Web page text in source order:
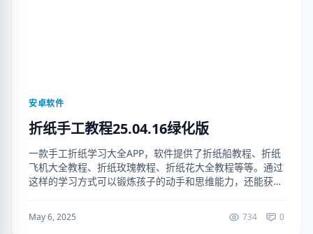
安卓软件
折纸手工教程25.04.16绿化版
一款手工折纸学习大全APP，软件提供了折纸船教程、折纸
飞机大全教程、折纸玫瑰教程、折纸花大全教程等等。通过
这样的学习方式可以锻炼孩子的动手和思维能力，还能获得
May 6, 2025 734 0